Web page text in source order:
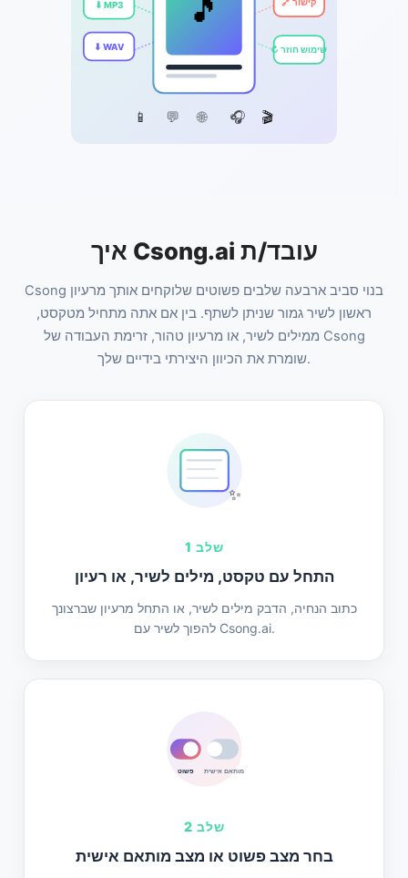
🎵
⬇ MP3
⬇ WAV
🔗 קישור
↻ שימוש חוזר
📱 💬 🌐 🎧 🎬
איך Csong.ai עובד/ת
Csong בנוי סביב ארבעה שלבים פשוטים שלוקחים אותך מרעיון
ראשון לשיר גמור שניתן לשתף. בין אם אתה מתחיל מטקסט,
ממילים לשיר, או מרעיון טהור, זרימת העבודה של Csong
שומרת את הכיוון היצירתי בידיים שלך.
✨
שלב 1
התחל עם טקסט, מילים לשיר, או רעיון
כתוב הנחיה, הדבק מילים לשיר, או התחל מרעיון שברצונך
להפוך לשיר עם Csong.ai.
פשוט מותאם אישית
שלב 2
בחר מצב פשוט או מצב מותאם אישית